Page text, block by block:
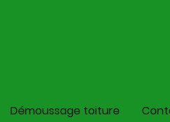
Démoussage toiture